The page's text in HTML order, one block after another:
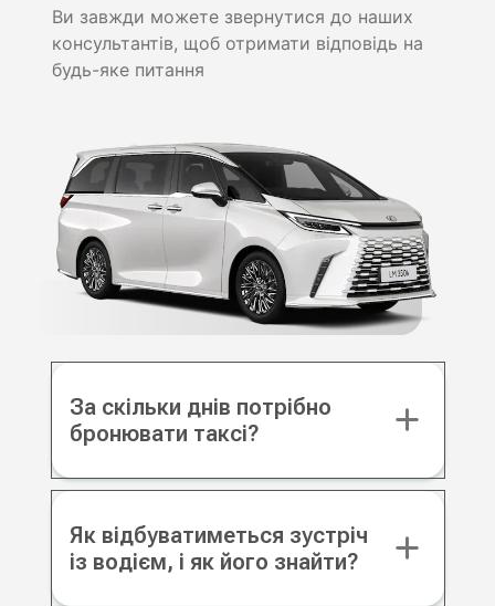
Ви завжди можете звернутися до наших
консультантів, щоб отримати відповідь на
будь-яке питання
За скільки днів потрібно
бронювати таксі?
Як відбуватиметься зустріч
із водієм, і як його знайти?